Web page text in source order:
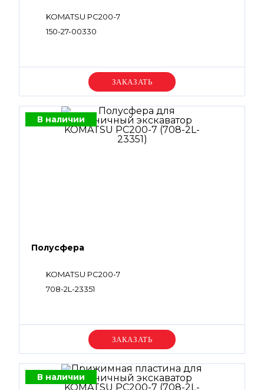
KOMATSU PC200-7
150-27-00330
Уточняйте цену
В наличии
Полусфера
KOMATSU PC200-7
708-2L-23351
Уточняйте цену
В наличии